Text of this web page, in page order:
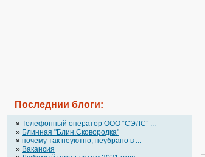
Последнии блоги:
» Телефонный оператор OOO “СЭЛС” ...
» Блинная "Блин.Сковородка"
» почему так неуютно, неубрано в ...
» Вакансия